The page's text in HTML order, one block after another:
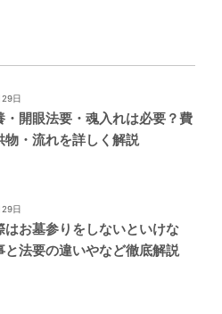
日
・開眼法要・魂入れは必要？費
物・流れを詳しく解説
日
はお墓参りをしないといけな
と法要の違いやなど徹底解説